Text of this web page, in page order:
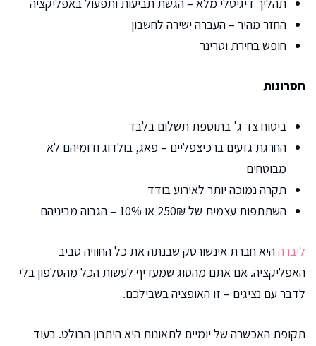
תהליך דיגיטלי מלא – הגשת תביעות ותפעול באפליקציה
החזר מהיר – העברה ישירה לחשבון
חופש בחירת וטרינר
חסרונות
ביטוח צד ג' בתוספת תשלום בלבד
החרגת גזעים ברכיצפליים – פאג, בולדוג ודומיהם לא
מבוטחים
תקרה נמוכה יותר לאירוע בודד
השתתפות עצמית של 250₪ או 10% – הגבוה מביניהם
ליברההיא חברת אינשורטק שבנתה את כל החוויה סביב
האפליקציה. אם אתם מהסוג שמעדיף לעשות הכל מהטלפון בלי
לדבר עם נציגים – זו האופציה בשבילכם.
תקופת האכשרה של יומיים לתאונות היא היתרון הבולט. בעוד